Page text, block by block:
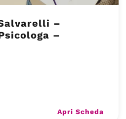
–
–
Apri Scheda